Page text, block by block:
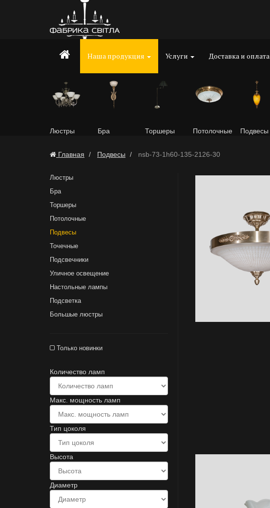
Наша продукция Услуги Доставка и оплата
Люстры Бра Торшеры Потолочные Подвесы
Главная Подвесы nsb-73-1h60-135-2126-30
Люстры
Бра
Торшеры
Потолочные
Подвесы
Точечные
Подсвечники
Уличное освещение
Настольные лампы
Подсветка
Большые люстры
Только новинки
Количество ламп
Макс. мощность ламп
Тип цоколя
Высота
Диаметр